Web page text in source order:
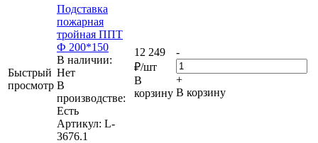
Быстрый
просмотр
Подставка
пожарная
тройная ППТ
Ф 200*150
В наличии:
Нет
В
производстве:
Есть
Артикул: L-
3676.1
12 249
₽/шт
В
корзину
-
+
В корзину